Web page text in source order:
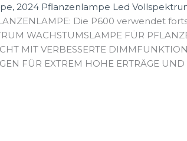
2024 Pflanzenlampe Led
Die P600 verwendet
WACHSTUMSLAMPE FÜR
MIT VERBESSERTE
FÜR EXTREM HOHE ERTRÄGE